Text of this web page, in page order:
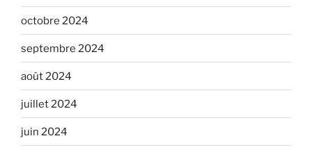
octobre 2024
septembre 2024
août 2024
juillet 2024
juin 2024